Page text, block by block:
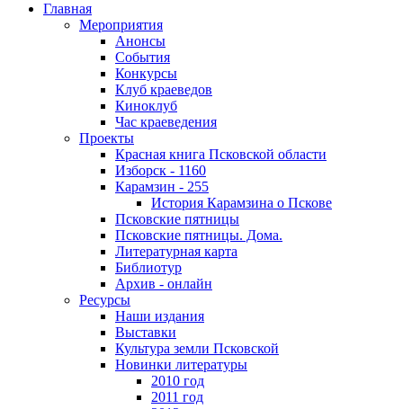
Главная
Мероприятия
Анонсы
События
Конкурсы
Клуб краеведов
Киноклуб
Час краеведения
Проекты
Красная книга Псковской области
Изборск - 1160
Карамзин - 255
История Карамзина о Пскове
Псковские пятницы
Псковские пятницы. Дома.
Литературная карта
Библиотур
Архив - онлайн
Ресурсы
Наши издания
Выставки
Культура земли Псковской
Новинки литературы
2010 год
2011 год